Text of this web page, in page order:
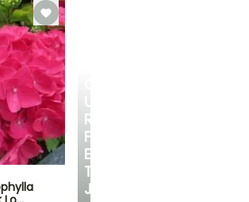
UN
RINCÓN
FRESCO
EN
TU
JARDÍN